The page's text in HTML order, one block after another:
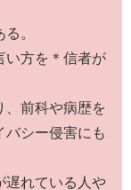
。
い方を＊信者が
、前科や病歴を
バシー侵害にも
遅れている人や